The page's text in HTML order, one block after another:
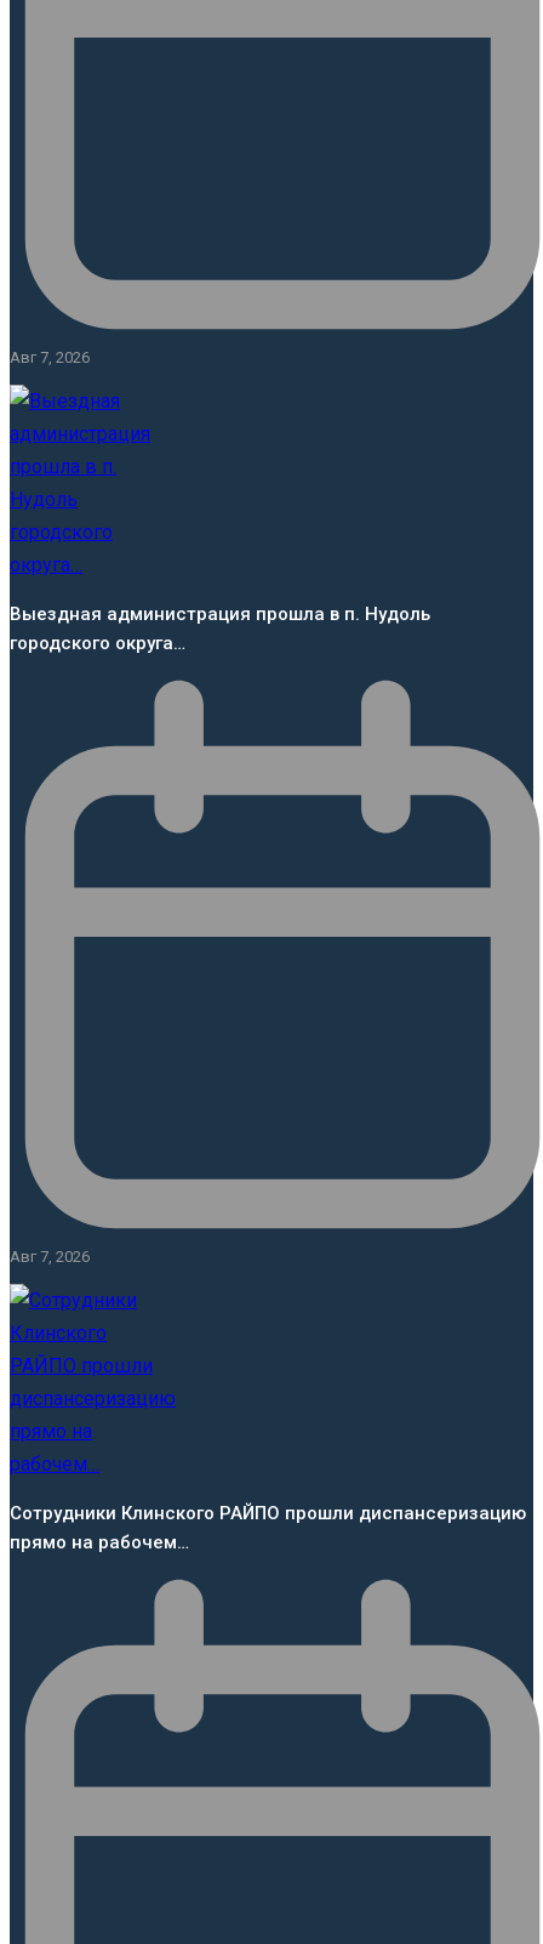
Авг 7, 2026
Выездная администрация прошла в п. Нудоль
городского округа…
Авг 7, 2026
Сотрудники Клинского РАЙПО прошли диспансеризацию
прямо на рабочем…